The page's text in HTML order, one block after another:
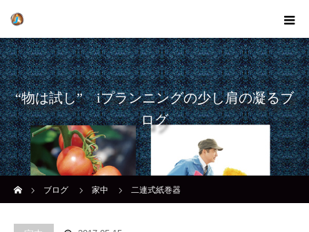
“物は試し” iプランニングの少し肩の凝るブ
ログ
ブログ
家中 二連式紙巻器